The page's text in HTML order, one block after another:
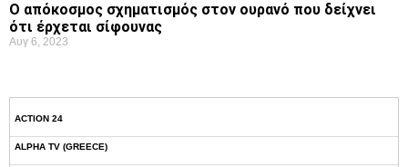
Ο απόκοσμος σχηματισμός στον ουρανό που δείχνει
ότι έρχεται σίφουνας
Αυγ 6, 2023
ACTION 24
ALPHA TV (GREECE)